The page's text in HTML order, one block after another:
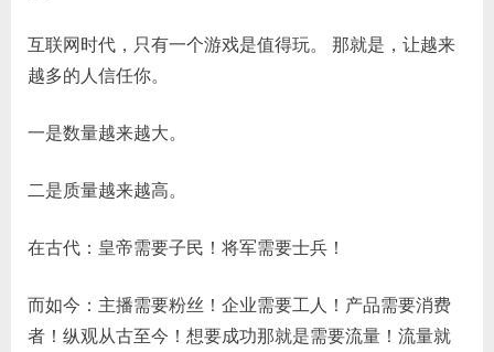
互联网时代，只有一个游戏是值得玩。 那就是，让越来
越多的人信任你。
一是数量越来越大。
二是质量越来越高。
在古代：皇帝需要子民！将军需要士兵！
而如今：主播需要粉丝！企业需要工人！产品需要消费
者！纵观从古至今！想要成功那就是需要流量！流量就